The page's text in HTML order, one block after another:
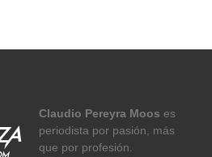
Claudio Pereyra Moos es
periodista por pasión, más
que por profesión.